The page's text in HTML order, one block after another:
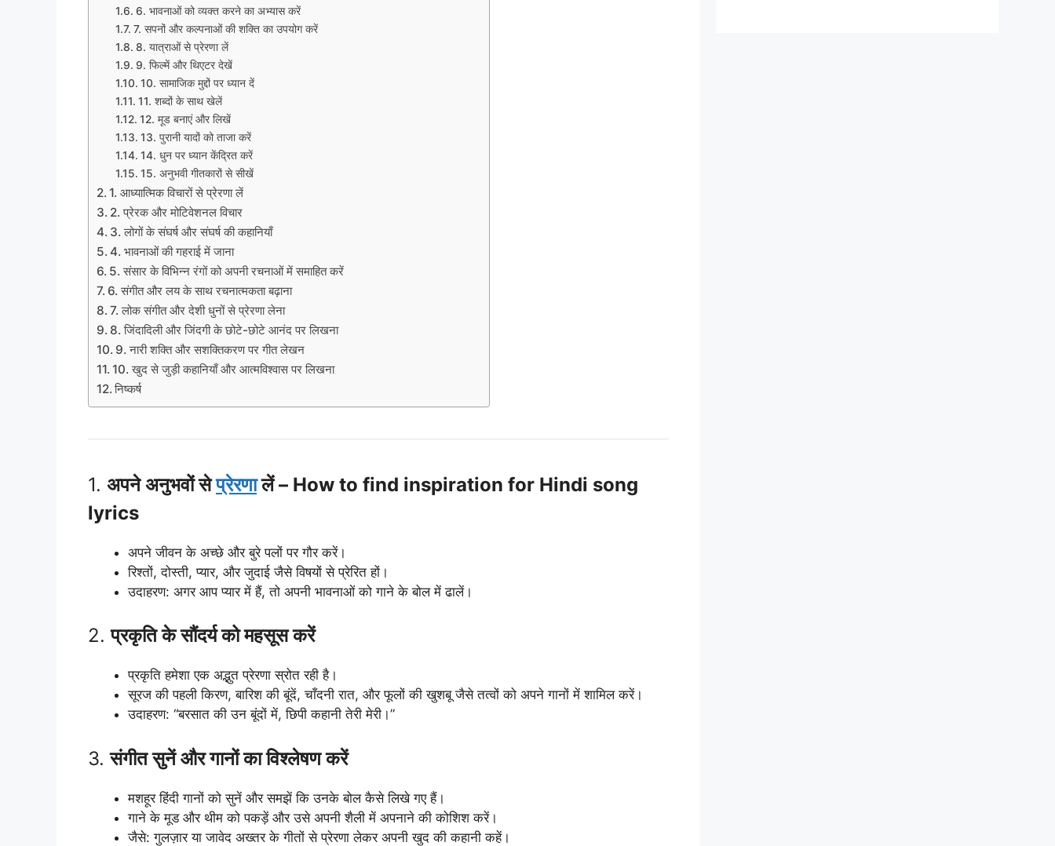
6. भावनाओं को व्यक्त करने का अभ्यास करें
7. सपनों और कल्पनाओं की शक्ति का उपयोग करें
8. यात्राओं से प्रेरणा लें
9. फिल्में और थिएटर देखें
10. सामाजिक मुद्दों पर ध्यान दें
11. शब्दों के साथ खेलें
12. मूड बनाएं और लिखें
13. पुरानी यादों को ताजा करें
14. धुन पर ध्यान केंद्रित करें
15. अनुभवी गीतकारों से सीखें
1. आध्यात्मिक विचारों से प्रेरणा लें
2. प्रेरक और मोटिवेशनल विचार
3. लोगों के संघर्ष और संघर्ष की कहानियाँ
4. भावनाओं की गहराई में जाना
5. संसार के विभिन्न रंगों को अपनी रचनाओं में समाहित करें
6. संगीत और लय के साथ रचनात्मकता बढ़ाना
7. लोक संगीत और देशी धुनों से प्रेरणा लेना
8. जिंदादिली और जिंदगी के छोटे-छोटे आनंद पर लिखना
9. नारी शक्ति और सशक्तिकरण पर गीत लेखन
10. खुद से जुड़ी कहानियाँ और आत्मविश्वास पर लिखना
निष्कर्ष
1. अपने अनुभवों सेप्रेरणालें – How to find inspiration for Hindi song
lyrics
अपने जीवन के अच्छे और बुरे पलों पर गौर करें।
रिश्तों, दोस्ती, प्यार, और जुदाई जैसे विषयों से प्रेरित हों।
उदाहरण: अगर आप प्यार में हैं, तो अपनी भावनाओं को गाने के बोल में ढालें।
2.प्रकृति के सौंदर्य को महसूस करें
प्रकृति हमेशा एक अद्भुत प्रेरणा स्रोत रही है।
सूरज की पहली किरण, बारिश की बूंदें, चाँदनी रात, और फूलों की खुशबू जैसे तत्वों को अपने गानों में शामिल करें।
उदाहरण: “बरसात की उन बूंदों में, छिपी कहानी तेरी मेरी।”
3.संगीत सुनें और गानों का विश्लेषण करें
मशहूर हिंदी गानों को सुनें और समझें कि उनके बोल कैसे लिखे गए हैं।
गाने के मूड और थीम को पकड़ें और उसे अपनी शैली में अपनाने की कोशिश करें।
जैसे: गुलज़ार या जावेद अख्तर के गीतों से प्रेरणा लेकर अपनी खुद की कहानी कहें।